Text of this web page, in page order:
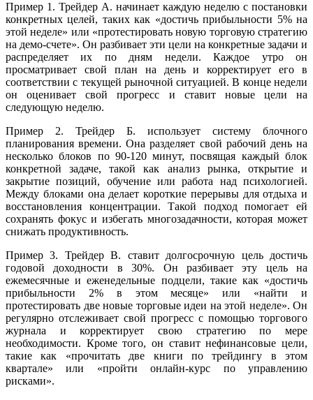
Пример 1. Трейдер А. начинает каждую неделю с постановки
конкретных целей, таких как «достичь прибыльности 5% на
этой неделе» или «протестировать новую торговую стратегию
на демо-счете». Он разбивает эти цели на конкретные задачи и
распределяет их по дням недели. Каждое утро он
просматривает свой план на день и корректирует его в
соответствии с текущей рыночной ситуацией. В конце недели
он оценивает свой прогресс и ставит новые цели на
следующую неделю.
Пример 2. Трейдер Б. использует систему блочного
планирования времени. Она разделяет свой рабочий день на
несколько блоков по 90-120 минут, посвящая каждый блок
конкретной задаче, такой как анализ рынка, открытие и
закрытие позиций, обучение или работа над психологией.
Между блоками она делает короткие перерывы для отдыха и
восстановления концентрации. Такой подход помогает ей
сохранять фокус и избегать многозадачности, которая может
снижать продуктивность.
Пример 3. Трейдер В. ставит долгосрочную цель достичь
годовой доходности в 30%. Он разбивает эту цель на
ежемесячные и еженедельные подцели, такие как «достичь
прибыльности 2% в этом месяце» или «найти и
протестировать две новые торговые идеи на этой неделе». Он
регулярно отслеживает свой прогресс с помощью торгового
журнала и корректирует свою стратегию по мере
необходимости. Кроме того, он ставит нефинансовые цели,
такие как «прочитать две книги по трейдингу в этом
квартале» или «пройти онлайн-курс по управлению
рисками».